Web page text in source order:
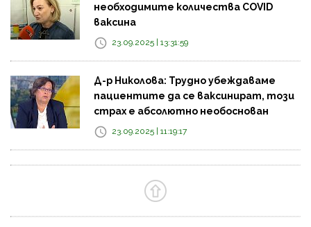
необходимите количества COVID
ваксина
23.09.2025 | 13:31:59
Д-р Николова: Трудно убеждаваме
пациентите да се ваксинират, този
страх е абсолютно необоснован
23.09.2025 | 11:19:17